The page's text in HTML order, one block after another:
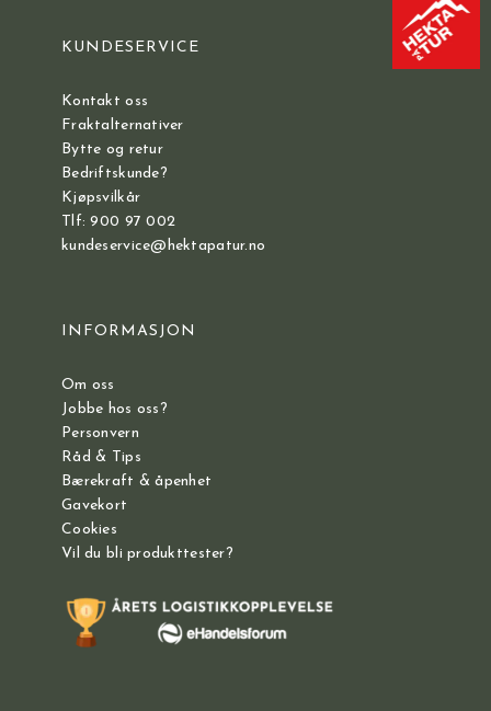
KUNDESERVICE
Kontakt oss
Fraktalternativer
Bytte og retur
Bedriftskunde?
Kjøpsvilkår
Tlf: 900 97 002
kundeservice@hektapatur.no
INFORMASJON
Om oss
Jobbe hos oss?
Personvern
Råd & Tips
Bærekraft & åpenhet
Gavekort
Cookies
Vil du bli produkttester?